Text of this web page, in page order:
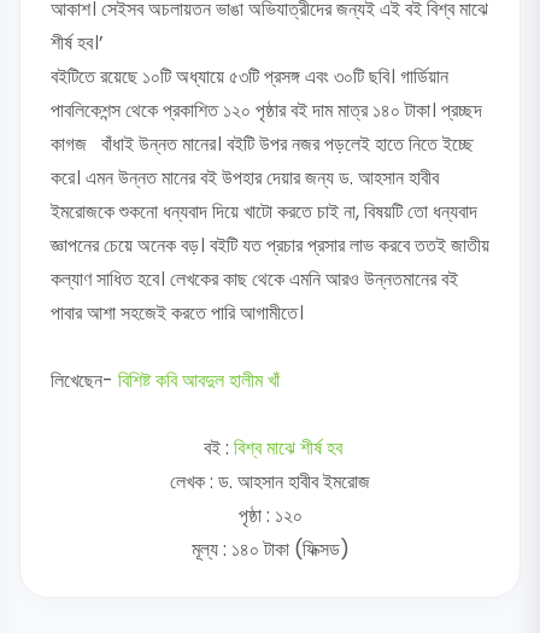
আকাশ। সেইসব অচলায়তন ভাঙা অভিযাত্রীদের জন্যই এই বই বিশ্ব মাঝে
শীর্ষ হব।’
বইটিতে রয়েছে ১০টি অধ্যায়ে ৫৩টি প্রসঙ্গ এবং ৩০টি ছবি। গার্ডিয়ান
পাবলিকেশন্স থেকে প্রকাশিত ১২০ পৃষ্ঠার বই দাম মাত্র ১৪০ টাকা। প্রচ্ছদ
কাগজ বাঁধাই উন্নত মানের। বইটি উপর নজর পড়লেই হাতে নিতে ইচ্ছে
করে। এমন উন্নত মানের বই উপহার দেয়ার জন্য ড. আহসান হাবীব
ইমরোজকে শুকনো ধন্যবাদ দিয়ে খাটো করতে চাই না, বিষয়টি তো ধন্যবাদ
জ্ঞাপনের চেয়ে অনেক বড়। বইটি যত প্রচার প্রসার লাভ করবে ততই জাতীয়
কল্যাণ সাধিত হবে। লেখকের কাছ থেকে এমনি আরও উন্নতমানের বই
পাবার আশা সহজেই করতে পারি আগামীতে।
লিখেছেন- বিশিষ্ট কবি আবদুল হালীম খাঁ
বই : বিশ্ব মাঝে শীর্ষ হব
লেখক : ড. আহসান হাবীব ইমরোজ
পৃষ্ঠা : ১২০
মূল্য : ১৪০ টাকা (ফিক্সড)